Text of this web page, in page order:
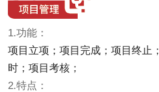
1.功能：
项目立项；项目完成；项目终止
时；项目考核；
2.特点：